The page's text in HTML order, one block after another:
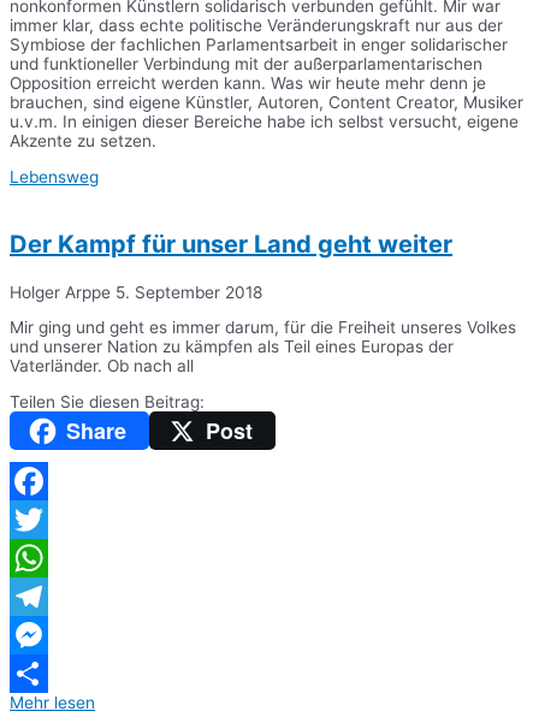
nonkonformen Künstlern solidarisch verbunden gefühlt. Mir war
immer klar, dass echte politische Veränderungskraft nur aus der
Symbiose der fachlichen Parlamentsarbeit in enger solidarischer
und funktioneller Verbindung mit der außerparlamentarischen
Opposition erreicht werden kann. Was wir heute mehr denn je
brauchen, sind eigene Künstler, Autoren, Content Creator, Musiker
u.v.m. In einigen dieser Bereiche habe ich selbst versucht, eigene
Akzente zu setzen.
Lebensweg
Der Kampf für unser Land geht weiter
Holger Arppe 5. September 2018
Mir ging und geht es immer darum, für die Freiheit unseres Volkes
und unserer Nation zu kämpfen als Teil eines Europas der
Vaterländer. Ob nach all
Teilen Sie diesen Beitrag:
Share Post
Facebook
Twitter
WhatsApp
Telegram
Messenger
Teilen
Mehr lesen